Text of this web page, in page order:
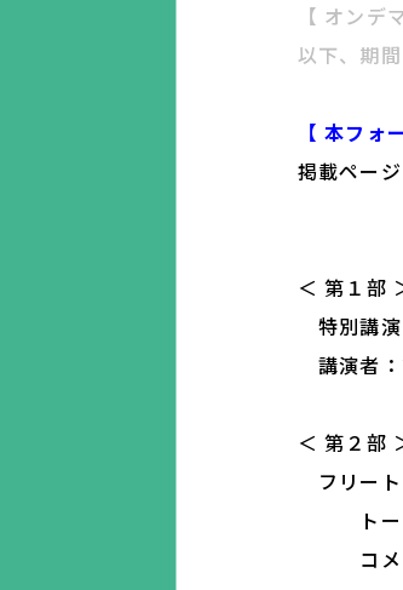
【 オンデ
以下、期
【 本フォ
掲載ペー
＜ 第１部
特別講演
講演者：
＜ 第２部
フリート
トーク
コメン